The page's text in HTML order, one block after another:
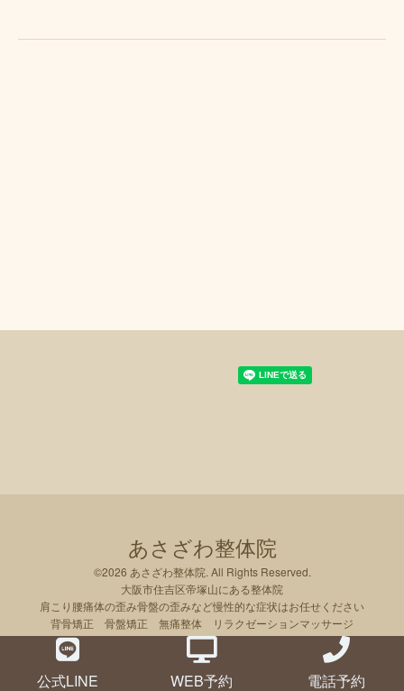
あさざわ整体院
©2026 あさざわ整体院. All Rights Reserved.
大阪市住吉区帝塚山にある整体院
肩こり腰痛体の歪み骨盤の歪みなど慢性的な症状はお任せください
背骨矯正 骨盤矯正 無痛整体 リラクゼーションマッサージ
公式LINE WEB予約 電話予約